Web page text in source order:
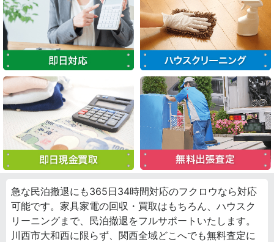
急な民泊撤退にも365日34時間対応のフクロウなら対応
可能です。家具家電の回収・買取はもちろん、ハウスク
リーニングまで、民泊撤退をフルサポートいたします。
川西市大和西に限らず、関西全域どこへでも無料査定に